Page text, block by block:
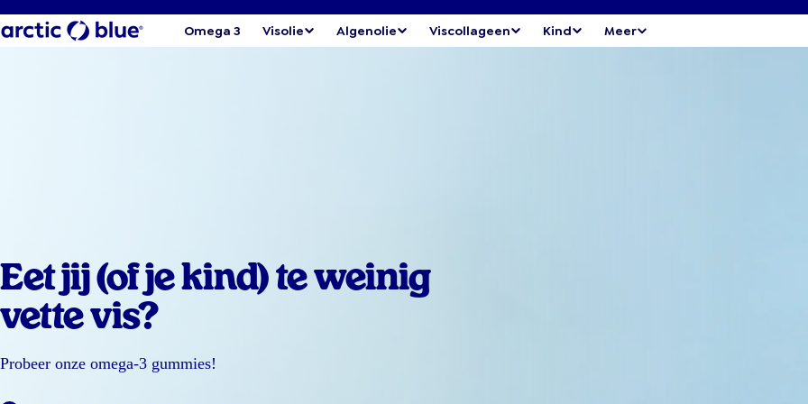
Omega 3 Visolie Algenolie Viscollageen Kind Meer
Eet jij (of je kind) te weinig
vette vis?
Probeer onze omega-3 gummies!